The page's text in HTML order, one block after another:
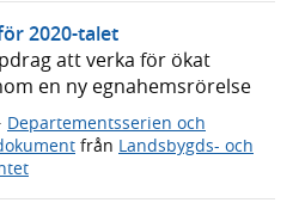
2020-talet
att verka för ökat
en ny egnahemsrörelse
· Departementsserien och
från Landsbygds- och